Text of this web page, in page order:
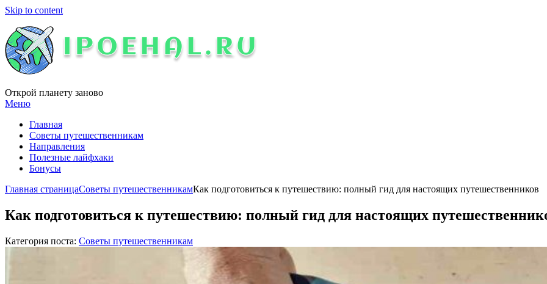
Skip to content
Открой планету заново
Меню
Главная
Советы путешественникам
Направления
Полезные лайфхаки
Бонусы
Главная страницаСоветы путешественникамКак подготовиться к путешествию: полный гид для настоящих путешественников
Как подготовиться к путешествию: полный гид для настоящих
Категория поста: Советы путешественникам